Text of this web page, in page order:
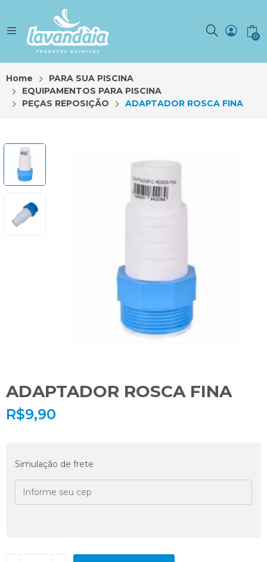
0
Home
PARA SUA PISCINA
EQUIPAMENTOS PARA PISCINA
PEÇAS REPOSIÇÃO
ADAPTADOR ROSCA FINA
ADAPTADOR ROSCA FINA
R$9,90
Simulação de frete